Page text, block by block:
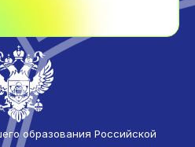
образования Российской